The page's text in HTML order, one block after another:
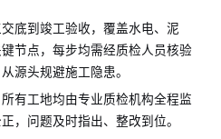
底到竣工验收，覆盖水电、泥
节点，每步均需经质检人员核验
源头规避施工隐患。
所有工地均由专业质检机构全程监
，问题及时指出、整改到位。